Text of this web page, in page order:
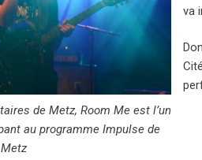
de Metz, Room Me est l’un
au programme Impulse de
va